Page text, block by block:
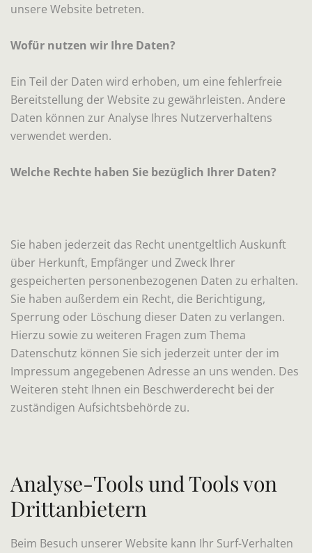
unsere Website betreten.
Wofür nutzen wir Ihre Daten?
Ein Teil der Daten wird erhoben, um eine fehlerfreie
Bereitstellung der Website zu gewährleisten. Andere
Daten können zur Analyse Ihres Nutzerverhaltens
verwendet werden.
Welche Rechte haben Sie bezüglich Ihrer Daten?
Sie haben jederzeit das Recht unentgeltlich Auskunft
über Herkunft, Empfänger und Zweck Ihrer
gespeicherten personenbezogenen Daten zu erhalten.
Sie haben außerdem ein Recht, die Berichtigung,
Sperrung oder Löschung dieser Daten zu verlangen.
Hierzu sowie zu weiteren Fragen zum Thema
Datenschutz können Sie sich jederzeit unter der im
Impressum angegebenen Adresse an uns wenden. Des
Weiteren steht Ihnen ein Beschwerderecht bei der
zuständigen Aufsichtsbehörde zu.
Analyse-Tools und Tools von
Drittanbietern
Beim Besuch unserer Website kann Ihr Surf-Verhalten